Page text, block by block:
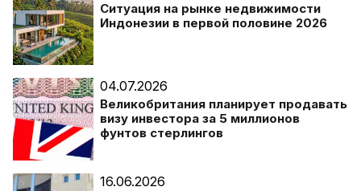
Ситуация на рынке недвижимости
Индонезии в первой половине 2026
04.07.2026
Великобритания планирует продавать
визу инвестора за 5 миллионов
фунтов стерлингов
16.06.2026